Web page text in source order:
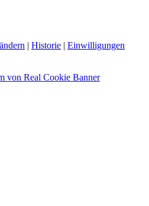
| Historie | Einwilligungen
von Real Cookie Banner